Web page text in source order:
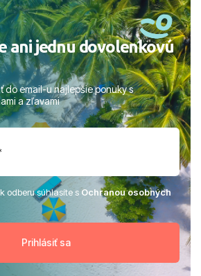
ani jednu dovolenkovú
do email-u najlepšie ponuky s
a zľavami
odberu súhlasíte sOchranou osobných